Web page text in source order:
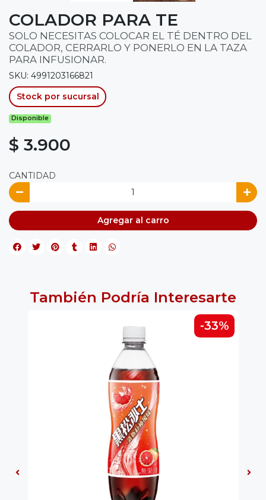
COLADOR PARA TE
SOLO NECESITAS COLOCAR EL TÉ DENTRO DEL
COLADOR, CERRARLO Y PONERLO EN LA TAZA
PARA INFUSIONAR.
SKU: 4991203166821
Stock por sucursal
Disponible
$ 3.900
CANTIDAD
Agregar al carro
También Podría Interesarte
-33%